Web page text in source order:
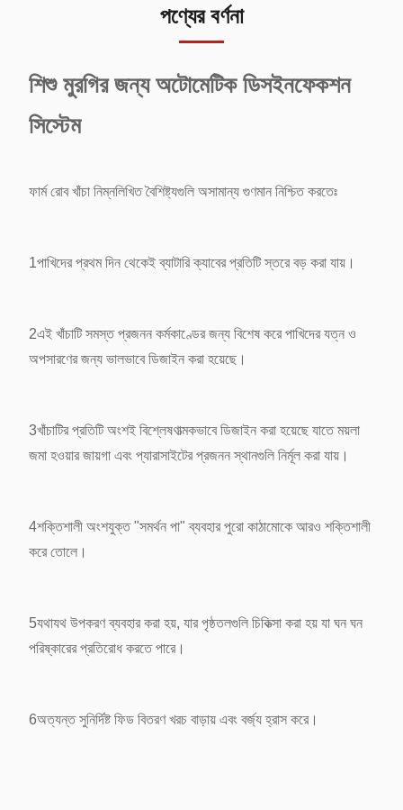
পণ্যের বর্ণনা
শিশু মুরগির জন্য অটোমেটিক ডিসইনফেকশন
সিস্টেম
ফার্ম রোব খাঁচা নিম্নলিখিত বৈশিষ্ট্যগুলি অসামান্য গুণমান নিশ্চিত করতেঃ
1পাখিদের প্রথম দিন থেকেই ব্যাটারি ক্যাবের প্রতিটি স্তরে বড় করা যায়।
2এই খাঁচাটি সমস্ত প্রজনন কর্মকাণ্ডের জন্য বিশেষ করে পাখিদের যত্ন ও
অপসারণের জন্য ভালভাবে ডিজাইন করা হয়েছে।
3খাঁচাটির প্রতিটি অংশই বিশ্লেষণাত্মকভাবে ডিজাইন করা হয়েছে যাতে ময়লা
জমা হওয়ার জায়গা এবং প্যারাসাইটের প্রজনন স্থানগুলি নির্মূল করা যায়।
4শক্তিশালী অংশযুক্ত "সমর্থন পা" ব্যবহার পুরো কাঠামোকে আরও শক্তিশালী
করে তোলে।
5যথাযথ উপকরণ ব্যবহার করা হয়, যার পৃষ্ঠতলগুলি চিকিত্সা করা হয় যা ঘন ঘন
পরিষ্কারের প্রতিরোধ করতে পারে।
6অত্যন্ত সুনির্দিষ্ট ফিড বিতরণ খরচ বাড়ায় এবং বর্জ্য হ্রাস করে।